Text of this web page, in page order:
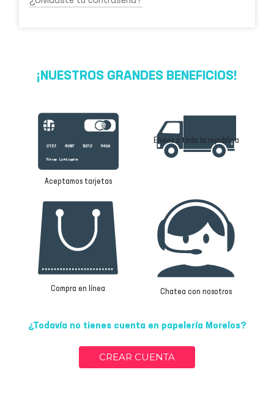
¡NUESTROS GRANDES BENEFICIOS!
Aceptamos tarjetas
Envíos a toda la republica
Compra en línea Chatea con nosotros
¿Todavía no tienes cuenta en papelería Morelos?
CREAR CUENTA